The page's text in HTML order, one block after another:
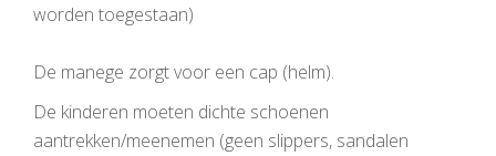
worden toegestaan)
De manege zorgt voor een cap (helm).
De kinderen moeten dichte schoenen
aantrekken/meenemen (geen slippers, sandalen